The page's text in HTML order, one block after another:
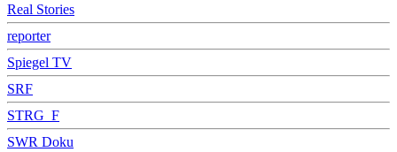
Real Stories
reporter
Spiegel TV
SRF
STRG_F
SWR Doku